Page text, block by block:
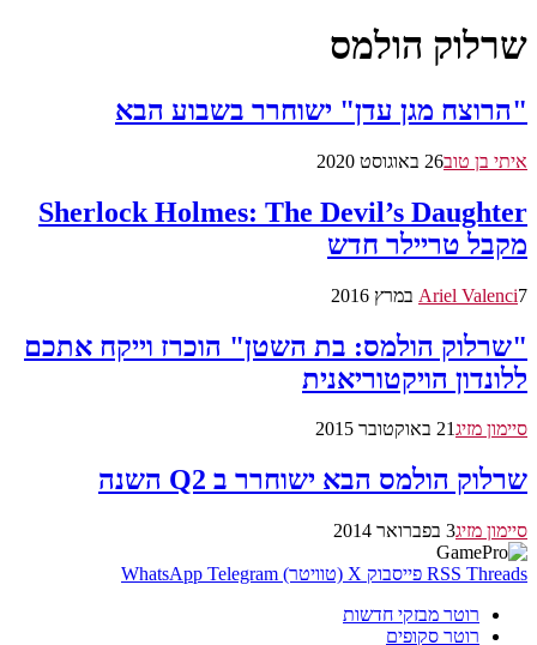
שרלוק הולמס
"הרוצח מגן עדן" ישוחרר בשבוע הבא
איתי בן טוב26 באוגוסט 2020
Sherlock Holmes: The Devil’s Daughter
מקבל טריילר חדש
Ariel Valenci7 במרץ 2016
"שרלוק הולמס: בת השטן" הוכרז וייקח אתכם
ללונדון הויקטוריאנית
סיימון מזיג21 באוקטובר 2015
שרלוק הולמס הבא ישוחרר ב Q2 השנה
סיימון מזיג3 בפברואר 2014
RSS Threads פייסבוק X (טוויטר) WhatsApp Telegram
רוטר מבזקי חדשות
רוטר סקופים